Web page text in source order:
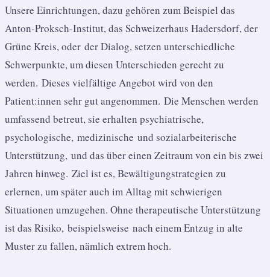
Unsere Einrichtungen, dazu gehören zum Beispiel das
Anton-Proksch-Institut, das Schweizerhaus Hadersdorf, der
Grüne Kreis, oder der Dialog, setzen unterschiedliche
Schwerpunkte, um diesen Unterschieden gerecht zu
werden. Dieses vielfältige Angebot wird von den
Patient:innen sehr gut angenommen. Die Menschen werden
umfassend betreut, sie erhalten psychiatrische,
psychologische, medizinische und sozialarbeiterische
Unterstützung, und das über einen Zeitraum von ein bis zwei
Jahren hinweg. Ziel ist es, Bewältigungstrategien zu
erlernen, um später auch im Alltag mit schwierigen
Situationen umzugehen. Ohne therapeutische Unterstützung
ist das Risiko, beispielsweise nach einem Entzug in alte
Muster zu fallen, nämlich extrem hoch.